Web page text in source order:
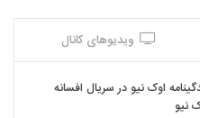
ویدیوهای کانال
اوک نیو در سریال افسانه
نیو